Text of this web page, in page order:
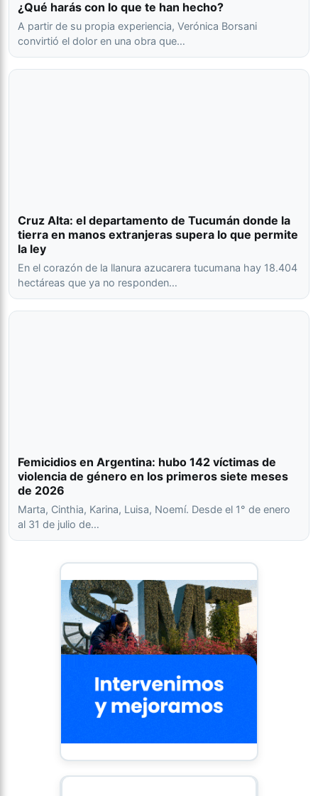
¿Qué harás con lo que te han hecho?
A partir de su propia experiencia, Verónica Borsani
convirtió el dolor en una obra que…
Cruz Alta: el departamento de Tucumán donde la
tierra en manos extranjeras supera lo que permite
la ley
En el corazón de la llanura azucarera tucumana hay 18.404
hectáreas que ya no responden…
Femicidios en Argentina: hubo 142 víctimas de
violencia de género en los primeros siete meses
de 2026
Marta, Cinthia, Karina, Luisa, Noemí. Desde el 1° de enero
al 31 de julio de…